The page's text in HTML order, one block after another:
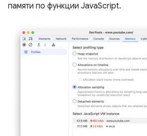
памяти по функции JavaScript.